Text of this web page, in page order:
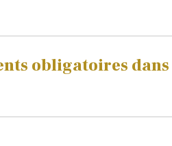
obligatoires dans